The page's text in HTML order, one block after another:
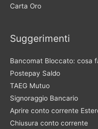
Carta Oro
Suggerimenti
Bancomat Bloccato: cosa
Postepay Saldo
TAEG Mutuo
Signoraggio Bancario
Aprire conto corrente
Chiusura conto corrente